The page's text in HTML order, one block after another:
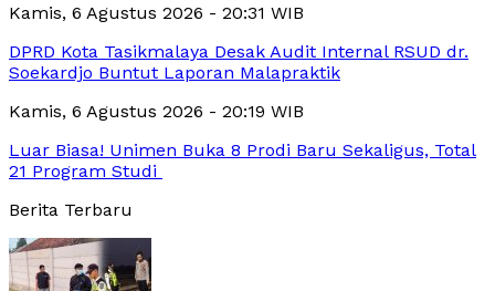
Kamis, 6 Agustus 2026 - 20:31 WIB
DPRD Kota Tasikmalaya Desak Audit Internal RSUD dr.
Soekardjo Buntut Laporan Malapraktik
Kamis, 6 Agustus 2026 - 20:19 WIB
Luar Biasa! Unimen Buka 8 Prodi Baru Sekaligus, Total
21 Program Studi
Berita Terbaru